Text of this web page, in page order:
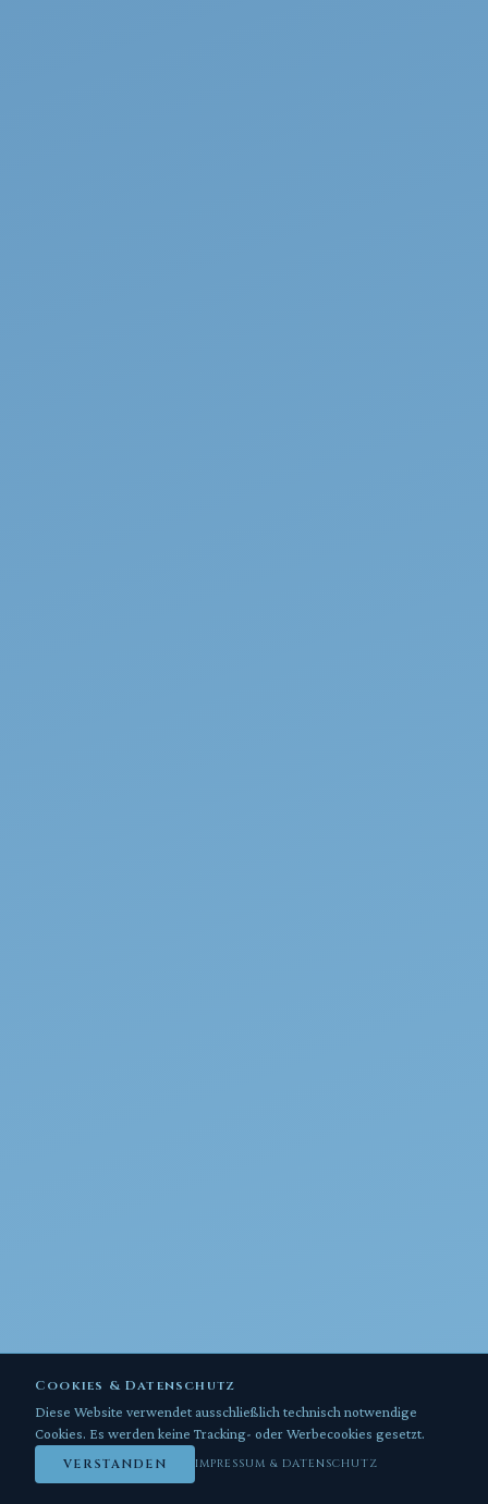
Cookies & Datenschutz
Diese Website verwendet ausschließlich technisch notwendige
Cookies. Es werden keine Tracking- oder Werbecookies gesetzt.
VERSTANDEN
IMPRESSUM & DATENSCHUTZ